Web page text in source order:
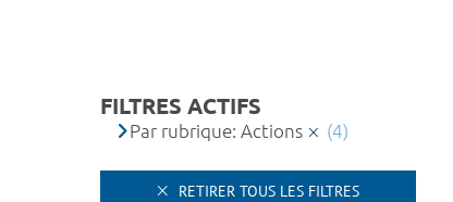
FILTRES ACTIFS
Par rubrique: Actions (4)
RETIRER TOUS LES FILTRES